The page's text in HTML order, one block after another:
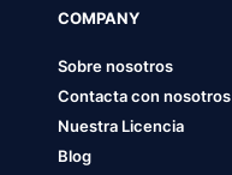
COMPANY
Sobre nosotros
Contacta con nosotros
Nuestra Licencia
Blog